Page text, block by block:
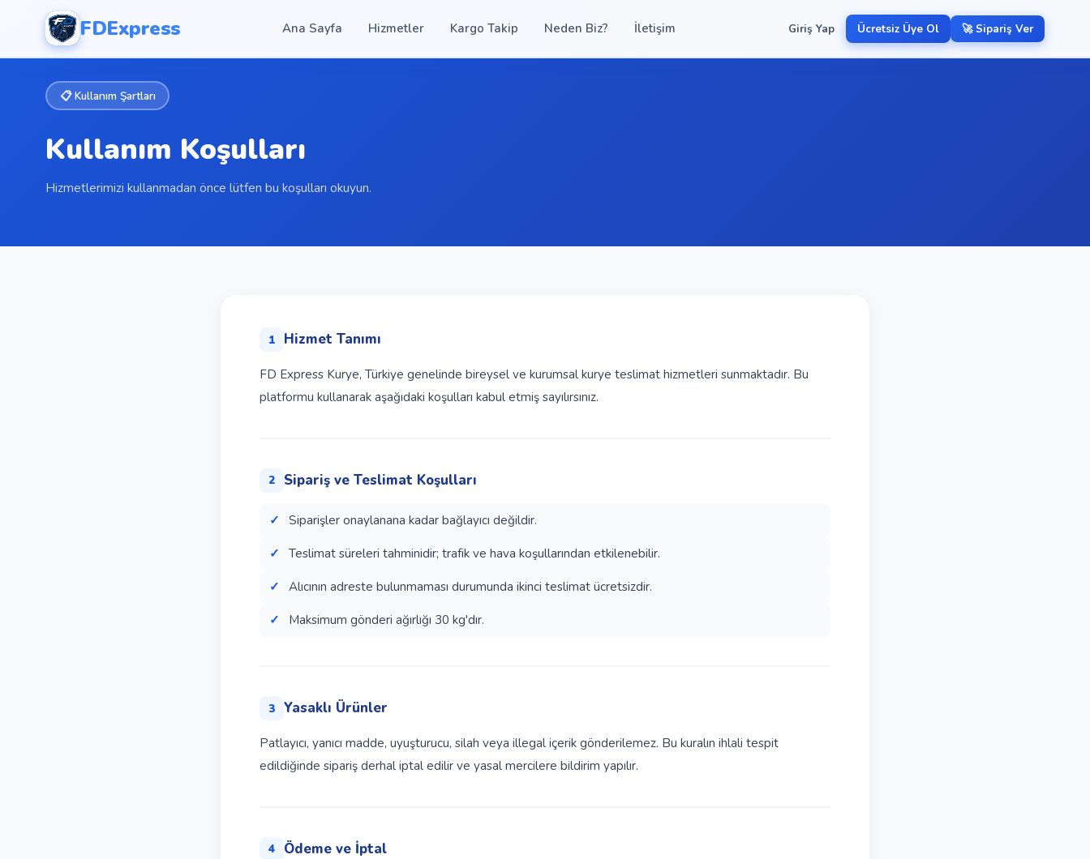
FDExpress Ana Sayfa Hizmetler Kargo Takip Neden Biz? İletişim Giriş Yap Ücretsiz Üye Ol 🚀 Sipariş Ver
📋 Kullanım Şartları
Kullanım Koşulları
Hizmetlerimizi kullanmadan önce lütfen bu koşulları okuyun.
1 Hizmet Tanımı
FD Express Kurye, Türkiye genelinde bireysel ve kurumsal kurye teslimat hizmetleri sunmaktadır. Bu
platformu kullanarak aşağıdaki koşulları kabul etmiş sayılırsınız.
2 Sipariş ve Teslimat Koşulları
Siparişler onaylanana kadar bağlayıcı değildir.
Teslimat süreleri tahminidir; trafik ve hava koşullarından etkilenebilir.
Alıcının adreste bulunmaması durumunda ikinci teslimat ücretsizdir.
Maksimum gönderi ağırlığı 30 kg'dır.
3 Yasaklı Ürünler
Patlayıcı, yanıcı madde, uyuşturucu, silah veya illegal içerik gönderilemez. Bu kuralın ihlali tespit
edildiğinde sipariş derhal iptal edilir ve yasal mercilere bildirim yapılır.
4 Ödeme ve İptal